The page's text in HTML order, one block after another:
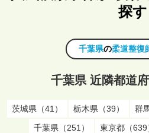
探す
千葉県の柔道整復
千葉県 近隣都道
茨城県（41） 栃木県（39） 群
千葉県（251）
東京都（639